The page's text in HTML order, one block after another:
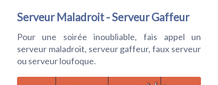
Serveur Maladroit - Serveur Gaffeur
Pour une soirée inoubliable, fais appel un
serveur maladroit, serveur gaffeur, faux serveur
ou serveur loufoque.